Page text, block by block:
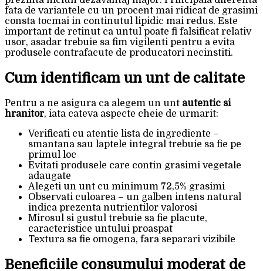
fata de variantele cu un procent mai ridicat de grasimi
consta tocmai in continutul lipidic mai redus. Este
important de retinut ca untul poate fi falsificat relativ
usor, asadar trebuie sa fim vigilenti pentru a evita
produsele contrafacute de producatori necinstiti.
Cum identificam un unt de calitate
Pentru a ne asigura ca alegem un unt autentic si
hranitor, iata cateva aspecte cheie de urmarit:
Verificati cu atentie lista de ingrediente –
smantana sau laptele integral trebuie sa fie pe
primul loc
Evitati produsele care contin grasimi vegetale
adaugate
Alegeti un unt cu minimum 72,5% grasimi
Observati culoarea – un galben intens natural
indica prezenta nutrientilor valorosi
Mirosul si gustul trebuie sa fie placute,
caracteristice untului proaspat
Textura sa fie omogena, fara separari vizibile
Beneficiile consumului moderat de